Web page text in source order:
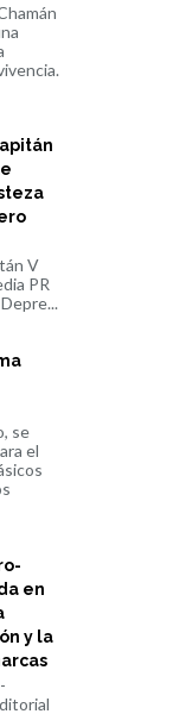
V
PR
se
el
en
y la